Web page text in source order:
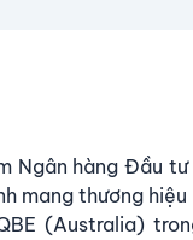
Ngân hàng Đầu
mang thương
(Australia)